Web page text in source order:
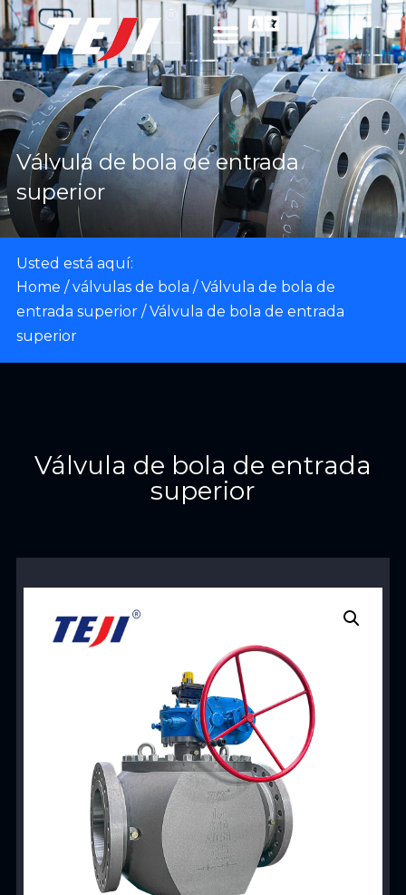
Válvula de bola de entrada
superior
Usted está aquí:
Home /válvulas de bola /Válvula de bola de
entrada superior/ Válvula de bola de entrada
superior
Válvula de bola de entrada
superior